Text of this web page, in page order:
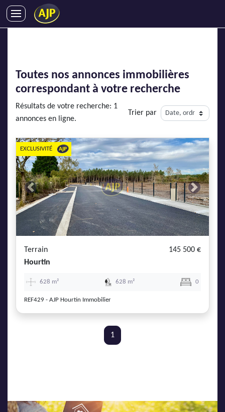
LOCATIONS DE VACANCES
ENTREPRISES
DEVENIR FRANCHISÉ
AJP Recrute
AJP Actualités
Toutes nos annonces immobilières
correspondant à votre recherche
Résultats de votre recherche: 1
annonces en ligne.
Trier par
Previous Next
EXCLUSIVITÉ
Terrain
145 500 €
Hourtin
628 m² 628 m² 0
REF429 - AJP Hourtin Immobilier
1